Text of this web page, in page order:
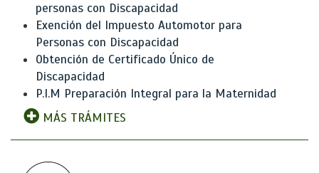
personas con Discapacidad
Exención del Impuesto Automotor para
Personas con Discapacidad
Obtención de Certificado Único de
Discapacidad
P.I.M Preparación Integral para la Maternidad
MÁS TRÁMITES